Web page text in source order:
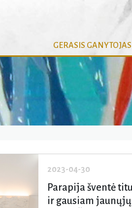
GERASIS GANYTOJAS
2023-04-30
Parapija šventė
ir gausiam